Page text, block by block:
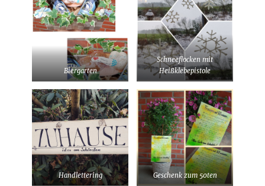
Biergarten
Schneeflocken mit
Heißklebepistole
Handlettering Geschenk zum 50ten